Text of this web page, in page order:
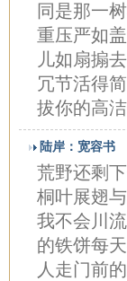
同是那一
重压严如
儿如扇搧
冗节活得
拔你的高
陆岸：宽容书
荒野还剩
桐叶展翅
我不会川
的铁饼每
人走门前